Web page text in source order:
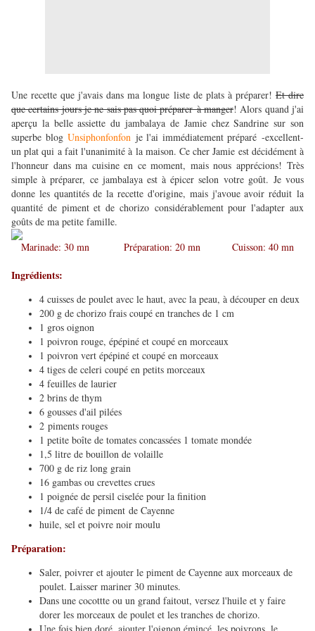
Une recette que j'avais dans ma longue liste de plats à préparer! Et dire
que certains jours je ne sais pas quoi préparer à manger! Alors quand j'ai
aperçu la belle assiette du jambalaya de Jamie chez Sandrine sur son
superbe blogUnsiphonfonfon je l'ai immédiatement préparé -excellent-
un plat qui a fait l'unanimité à la maison. Ce cher Jamie est décidément à
l'honneur dans ma cuisine en ce moment, mais nous apprécions! Très
simple à préparer, ce jambalaya est à épicer selon votre goût. Je vous
donne les quantités de la recette d'origine, mais j'avoue avoir réduit la
quantité de piment et de chorizo considérablement pour l'adapter aux
goûts de ma petite famille.
Marinade: 30 mn Préparation: 20 mn Cuisson: 40 mn
Ingrédients:
4 cuisses de poulet avec le haut, avec la peau, à découper en deux
200 g de chorizo frais coupé en tranches de 1 cm
1 gros oignon
1 poivron rouge, épépiné et coupé en morceaux
1 poivron vert épépiné et coupé en morceaux
4 tiges de celeri coupé en petits morceaux
4 feuilles de laurier
2 brins de thym
6 gousses d'ail pilées
2 piments rouges
1 petite boîte de tomates concassées 1 tomate mondée
1,5 litre de bouillon de volaille
700 g de riz long grain
16 gambas ou crevettes crues
1 poignée de persil ciselée pour la finition
1/4 de café de piment de Cayenne
huile, sel et poivre noir moulu
Préparation:
Saler, poivrer et ajouter le piment de Cayenne aux morceaux de
poulet. Laisser mariner 30 minutes.
Dans une cocottte ou un grand faitout, versez l'huile et y faire
dorer les morceaux de poulet et les tranches de chorizo.